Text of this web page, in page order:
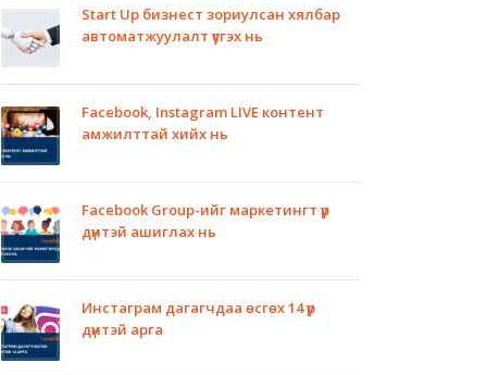
Start Up бизнест зориулсан хялбар
автоматжуулалт үүсгэх нь
Facebook, Instagram LIVE контент
амжилттай хийх нь
Facebook Group-ийг маркетингт үр
дүнтэй ашиглах нь
Инстаграм дагагчдаа өсгөх 14 үр
дүнтэй арга